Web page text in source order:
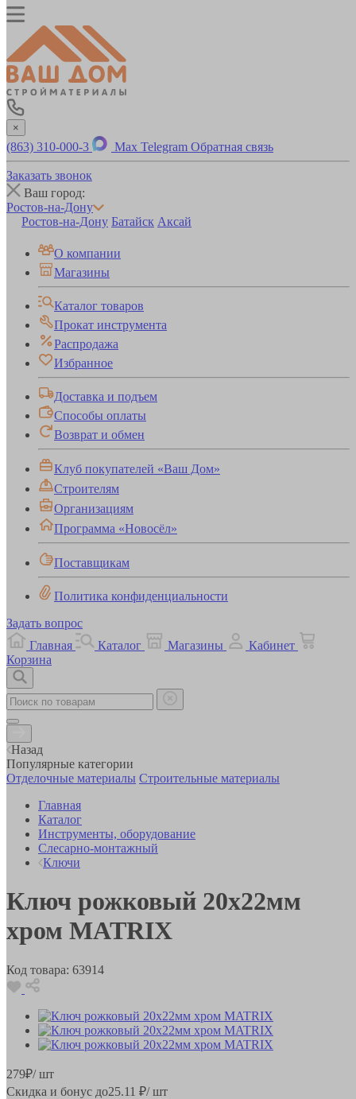
×
(863) 310-000-3 Max Telegram Обратная связь
Заказать звонок
Ваш город:
Ростов-на-Дону
Ростов-на-Дону Батайск Аксай
О компании
Магазины
Каталог товаров
Прокат инструмента
Распродажа
Избранное
Доставка и подъем
Способы оплаты
Возврат и обмен
Клуб покупателей «Ваш Дом»
Строителям
Организациям
Программа «Новосёл»
Поставщикам
Политика конфиденциальности
Задать вопрос
Главная
Каталог Магазины
Кабинет
Корзина
Назад
Популярные категории
Отделочные материалы Строительные материалы
Главная
Каталог
Инструменты, оборудование
Слесарно-монтажный
Ключи
Ключ рожковый 20х22мм
хром MATRIX
Код товара: 63914
279₽/ шт
Скидка и бонус до25.11 ₽/ шт